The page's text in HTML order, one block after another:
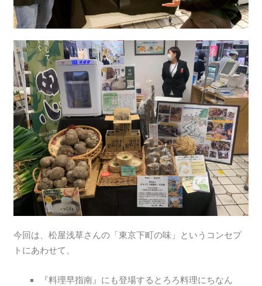
今回は、松屋浅草さんの「東京下町の味」というコンセプ
トにあわせて、
『料理早指南』にも登場するとろろ料理にちなん